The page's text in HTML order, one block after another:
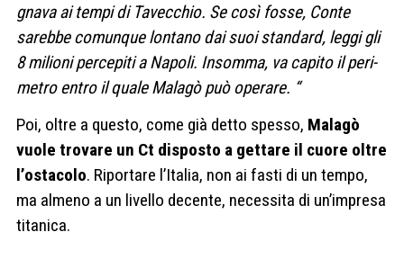
gnava ai tempi di Tavec­chio. Se così fosse, Conte
sarebbe comun­que lon­tano dai suoi stan­dard, leggi gli
8 milioni per­ce­piti a Napoli. Insomma, va capito il peri­
me­tro entro il quale Malagò può ope­rare. “
Poi, oltre a questo, come già detto spesso, Malagò
vuole trovare un Ct disposto a gettare il cuore oltre
l’ostacolo. Riportare l’Italia, non ai fasti di un tempo,
ma almeno a un livello decente, necessita di un’impresa
titanica.